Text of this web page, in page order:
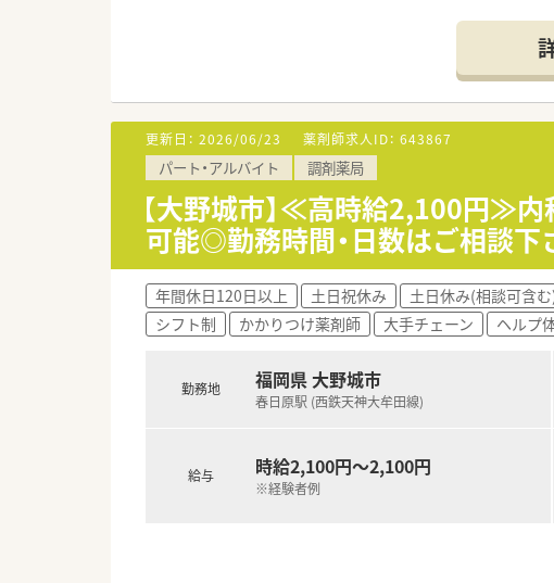
■投薬口は仕切りが設置され、じっく
■徒歩圏内にスーパー、コンビニもあり
■福岡県大野城市近郊に6店舗以上展開
■昭和61年に開業して以来35年以上の
■コロナ前はボーリング、カラオケ大会
す。
■新卒採用も行っており、学生の実習受
<ワークライフバランスを推進>
■男性薬剤師も多く、ヘルプ体制も充実
■原則完全週休二日制で祝日が多い月で
<チャレンジできる環境>
■本人が望めば早い段階での管理薬剤
更新日： 2026/06/23 薬剤師求人ID： 643867
パート・アルバイト 調剤薬局
【大野城市】≪高時給2,100円≫内
可能◎勤務時間・日数はご相談下
年間休日120日以上 土日祝休み 土日休み(相談可含
シフト制
かかりつけ薬剤師 大手チェーン ヘルプ
勤務地 福岡県 大野城市
春日原駅 (西鉄天神大牟田線)
給与 時給2,100円～2,100円
※経験者例